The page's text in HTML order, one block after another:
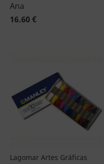
Ana
16.60 €
Lagomar Artes Gráficas